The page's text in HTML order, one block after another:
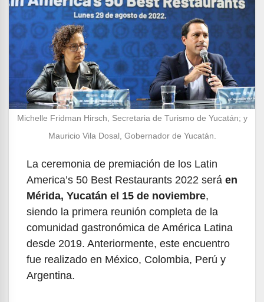
Michelle Fridman Hirsch, Secretaria de Turismo de Yucatán; y
Mauricio Vila Dosal, Gobernador de Yucatán.
La ceremonia de premiación de los Latin
America’s 50 Best Restaurants 2022 será en
Mérida, Yucatán el 15 de noviembre,
siendo la primera reunión completa de la
comunidad gastronómica de América Latina
desde 2019. Anteriormente, este encuentro
fue realizado en México, Colombia, Perú y
Argentina.